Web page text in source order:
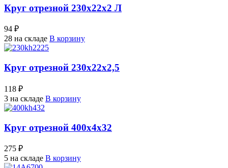
Круг отрезной 230х22х2 Л
94 ₽
28 на складе В корзину
Круг отрезной 230х22х2,5
118 ₽
3 на складе В корзину
Круг отрезной 400х4х32
275 ₽
5 на складе В корзину